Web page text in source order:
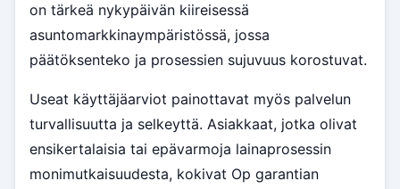
on tärkeä nykypäivän kiireisessä
asuntomarkkinaympäristössä, jossa
päätöksenteko ja prosessien sujuvuus korostuvat.
Useat käyttäjäarviot painottavat myös palvelun
turvallisuutta ja selkeyttä. Asiakkaat, jotka olivat
ensikertalaisia tai epävarmoja lainaprosessin
monimutkaisuudesta, kokivat Op garantian